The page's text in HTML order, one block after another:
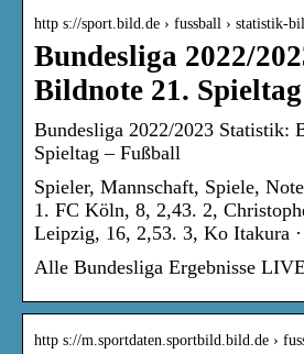
http s://sport.bild.de › fussball › statistik-
Bundesliga 2022/
Bildnote 21.
Bundesliga 2022/2023 Statistik:
Spieltag – Fußball
Spieler, Mannschaft, Spiele,
1. FC Köln, 8, 2,43. 2,
Leipzig, 16, 2,53. 3, Ko Itakura
Alle Bundesliga Ergebnisse
http s://m.sportdaten.sportbild.bild.de ›